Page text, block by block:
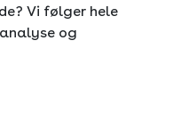
Vi følger hele
og